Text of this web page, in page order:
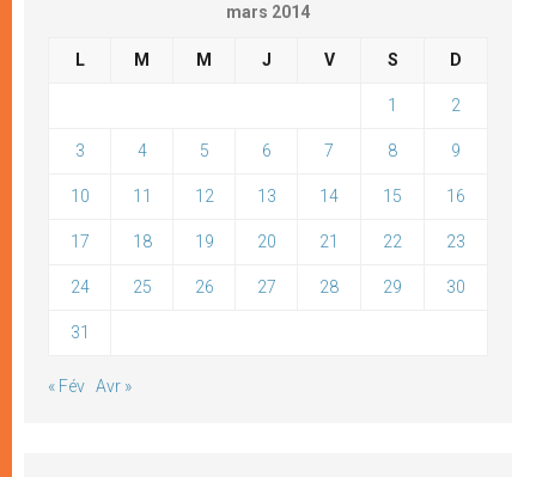
mars 2014
L M M J V S D
1 2
3 4 5 6 7 8 9
10 11 12 13 14 15 16
17 18 19 20 21 22 23
24 25 26 27 28 29 30
31
« Fév Avr »